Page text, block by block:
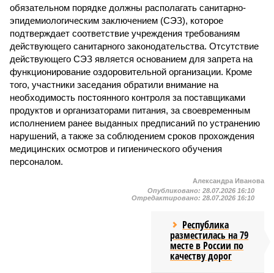
обязательном порядке должны располагать санитарно-
эпидемиологическим заключением (СЭЗ), которое
подтверждает соответствие учреждения требованиям
действующего санитарного законодательства. Отсутствие
действующего СЭЗ является основанием для запрета на
функционирование оздоровительной организации. Кроме
того, участники заседания обратили внимание на
необходимость постоянного контроля за поставщиками
продуктов и организаторами питания, за своевременным
исполнением ранее выданных предписаний по устранению
нарушений, а также за соблюдением сроков прохождения
медицинских осмотров и гигиенического обучения
персоналом.
Александра Иванова
Опубликовано: 28.07.2026 16:10
Отредактировано: 28.07.2026 16:10
Республика
разместилась на 79
месте в России по
качеству дорог